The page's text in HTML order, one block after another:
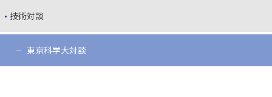
技術対談
東京科学大対談